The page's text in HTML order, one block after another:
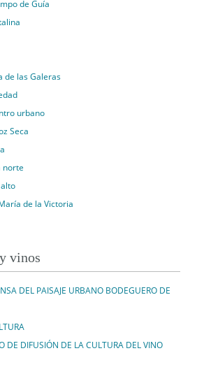
de Guía
de las Galeras
urbano
Seca
norte
de la Victoria
vinos
DEL PAISAJE URBANO BODEGUERO DE
DE DIFUSIÓN DE LA CULTURA DEL VINO